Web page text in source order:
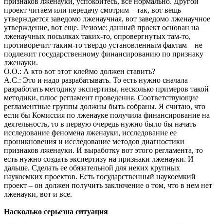
проект читаем или передачу смотрим – так, вот вещь
утверждается заведомо лженаучная, вот заведомо лженаучное
утверждение, вот еще. Резюме: данный проект основан на
лженаучных посылках таких-то, опровергнутых там-то,
противоречит таким-то твердо установленным фактам – не
подлежит государственному финансированию по признаку
лженауки.
О.О.: А кто вот этот клеймо должен ставить?
А.С.: Это и надо разрабатывать. То есть нужно сначала
разработать методику экспертизы, несколько примеров такой
методики, плюс регламент проведения. Соответствующие
регламентные группы должны быть собраны. Я считаю, что
если бы Комиссия по лженауке получила финансирование на
деятельность, то в первую очередь нужно было бы начать
исследование феномена лженауки, исследование ее
проникновения и исследование методов диагностики
признаков лженауки. И выработку вот этого регламента, то
есть нужно создать экспертизу на признаки лженауки. И
дальше. Сделать ее обязательной для неких крупных
наукоемких проектов. Есть государственный наукоемкий
проект – он должен получить заключение о том, что в нем нет
лженауки, вот и все.
Насколько серьезна ситуация